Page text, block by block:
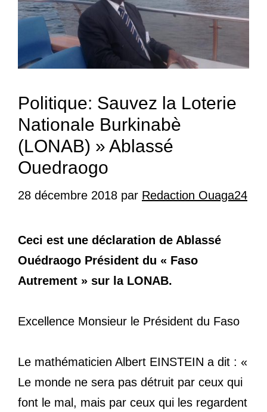
Politique: Sauvez la Loterie
Nationale Burkinabè
(LONAB) » Ablassé
Ouedraogo
28 décembre 2018 par Redaction Ouaga24
Ceci est une déclaration de Ablassé
Ouédraogo Président du « Faso
Autrement » sur la LONAB.
Excellence Monsieur le Président du Faso
Le mathématicien Albert EINSTEIN a dit : «
Le monde ne sera pas détruit par ceux qui
font le mal, mais par ceux qui les regardent